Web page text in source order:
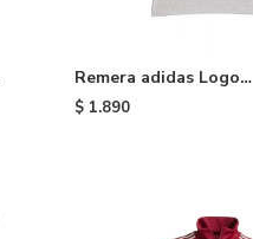
Remera adidas Logo
Skateboarding - Grey
$ 1.890